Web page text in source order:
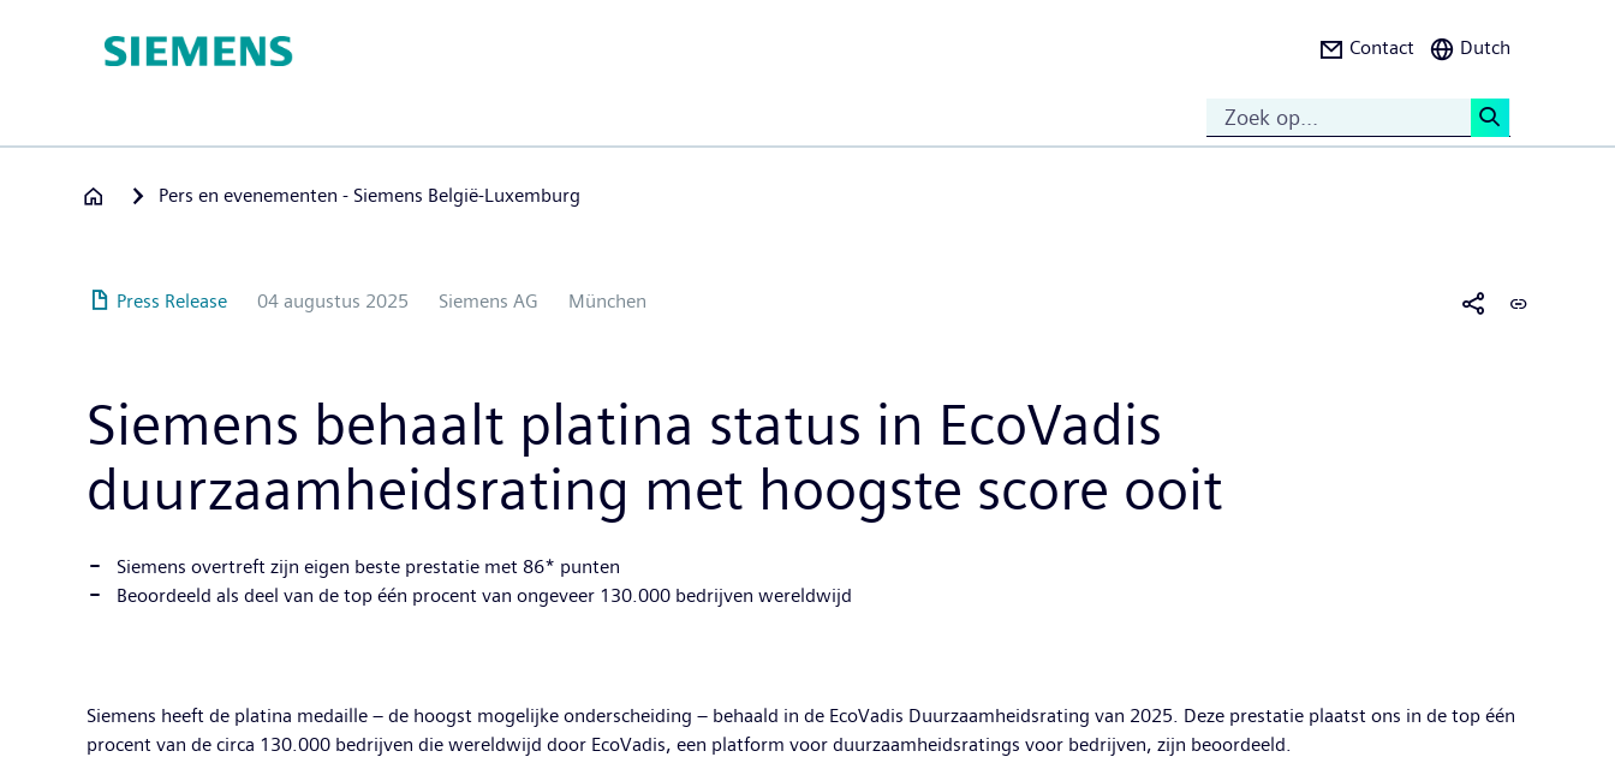
Contact Dutch
Pers en evenementen - Siemens België-Luxemburg
Press Release 04 augustus 2025 Siemens AG München
Siemens behaalt platina status in EcoVadis
duurzaamheidsrating met hoogste score ooit
Siemens overtreft zijn eigen beste prestatie met 86* punten
Beoordeeld als deel van de top één procent van ongeveer 130.000 bedrijven wereldwijd
Siemens heeft de platina medaille – de hoogst mogelijke onderscheiding – behaald in de EcoVadis Duurzaamheidsrating van 2025. Deze prestatie plaatst ons in de top één
procent van de circa 130.000 bedrijven die wereldwijd door EcoVadis, een platform voor duurzaamheidsratings voor bedrijven, zijn beoordeeld.